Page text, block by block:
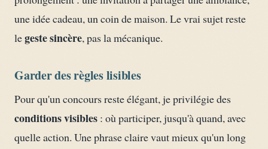
une idée cadeau, un coin de maison. Le vrai sujet reste
legeste sincère, pas la mécanique.
Garder des règles lisibles
Pour qu'un concours reste élégant, je privilégie des
conditions visibles : où participer, jusqu'à quand, avec
quelle action. Une phrase claire vaut mieux qu'un long